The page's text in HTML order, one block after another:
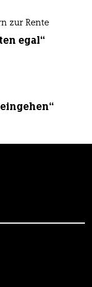
zur Rente
egal“